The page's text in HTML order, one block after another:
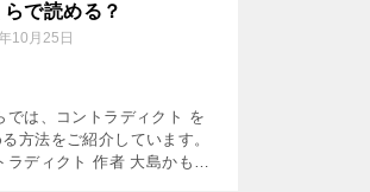
で読める？
10月25日
では、コントラディクト を
方法をご紹介しています。
ラディクト 作者 大島かもめ